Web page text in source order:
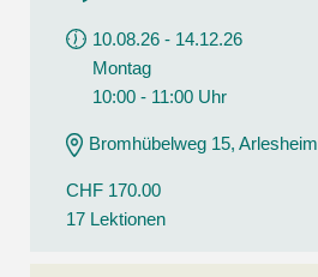
10.08.26 - 14.12.26
Montag
10:00 - 11:00 Uhr
Bromhübelweg 15, Arlesheim
CHF 170.00
17 Lektionen